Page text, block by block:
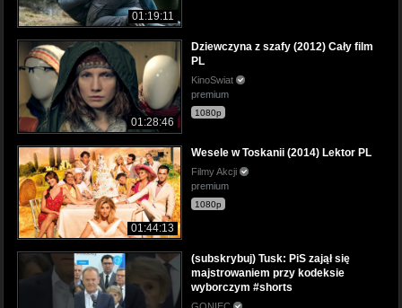
01:19:11
01:28:46
Dziewczyna z szafy (2012) Cały film
PL
KinoSwiat
premium
1080p
01:44:13
Wesele w Toskanii (2014) Lektor PL
Filmy Akcji
premium
1080p
(subskrybuj) Tusk: PiS zajął się
majstrowaniem przy kodeksie
wyborczym #shorts